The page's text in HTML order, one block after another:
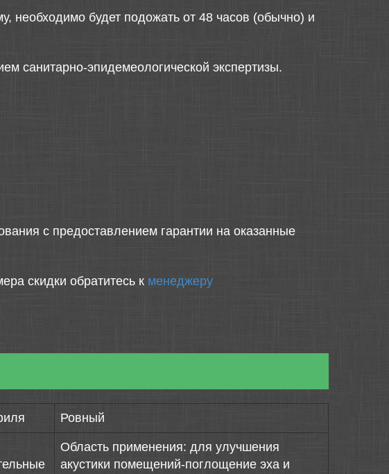
необходимо будет подожать от 48 часов (обычно) и
санитарно-эпидемеологической экспертизы.
с предоставлением гарантии на оказанные
скидки обратитесь к менеджеру
Ровный
Область применения: для улучшения
акустики помещений-поглощение эха и